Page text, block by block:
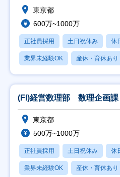
東京都
600万~1000万
正社員採用 土日祝休み 休
業界未経験OK 産休・育休あり
(FI)経営数理部 数理企画課
東京都
500万~1000万
正社員採用 土日祝休み 休
業界未経験OK 産休・育休あり